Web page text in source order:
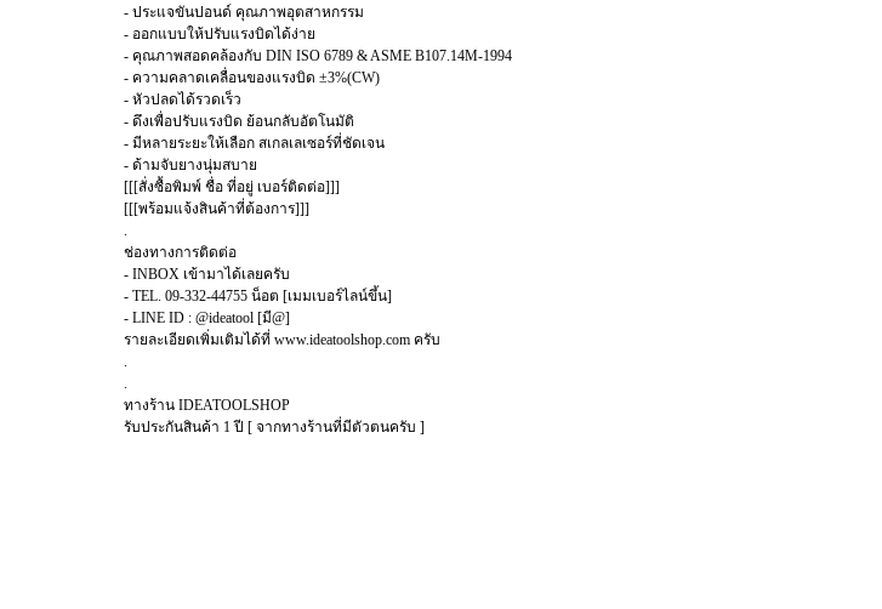
- ประแจขันปอนด์ คุณภาพอุตสาหกรรม
- ออกแบบให้ปรับแรงบิดได้ง่าย
- คุณภาพสอดคล้องกับ DIN ISO 6789 & ASME B107.14M-1994
- ความคลาดเคลื่อนของแรงบิด ±3%(CW)
- หัวปลดได้รวดเร็ว
- ดึงเพื่อปรับแรงบิด ย้อนกลับอัตโนมัติ
- มีหลายระยะให้เลือก สเกลเลเซอร์ที่ชัดเจน
- ด้ามจับยางนุ่มสบาย
[[[สั่งซื้อพิมพ์ ชื่อ ที่อยู่ เบอร์ติดต่อ]]]
[[[พร้อมแจ้งสินค้าที่ต้องการ]]]
ช่องทางการติดต่อ
- INBOX เข้ามาได้เลยครับ
- TEL. 09-332-44755 น็อต [เมมเบอร์ไลน์ขึ้น]
- LINE ID : @ideatool [มี@]
รายละเอียดเพิ่มเติมได้ที่ www.ideatoolshop.com ครับ
ทางร้าน IDEATOOLSHOP
รับประกันสินค้า 1 ปี [ จากทางร้านที่มีตัวตนครับ ]